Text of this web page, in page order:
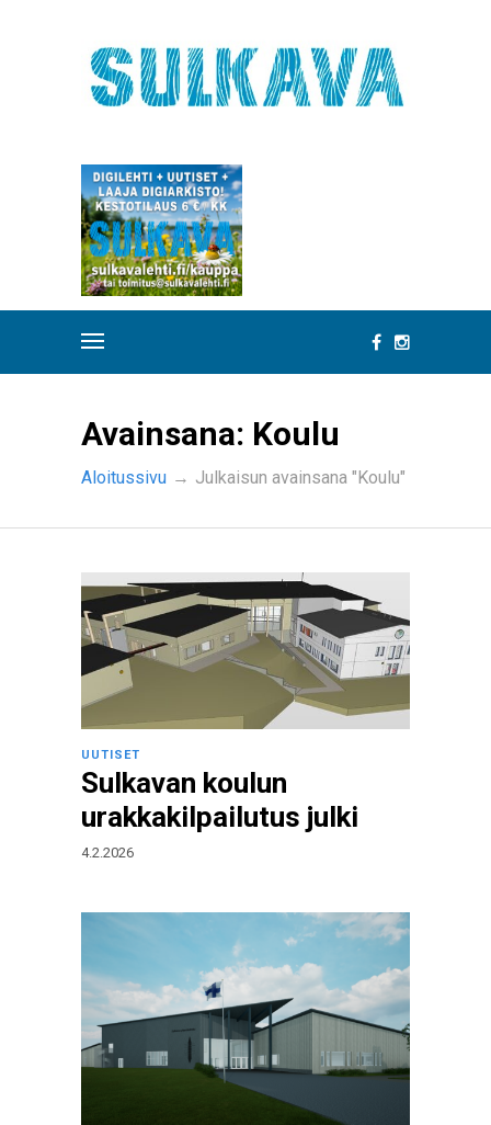
Avainsana: Koulu
Aloitussivu → Julkaisun avainsana "Koulu"
UUTISET
Sulkavan koulun
urakkakilpailutus julki
4.2.2026